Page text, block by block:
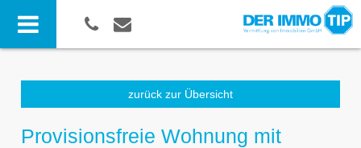
zurück zur Übersicht
Provisionsfreie Wohnung mit